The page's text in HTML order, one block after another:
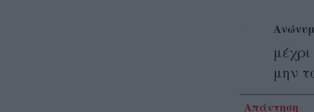
μην
Απάντηση